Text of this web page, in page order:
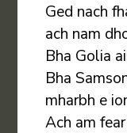
Ged nach
ach nam
Bha Golia
Bha
mharbh e
Ach am